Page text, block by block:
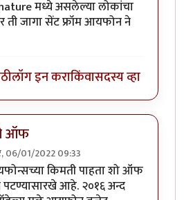
मध्ये असलेल्या लोकांचा
ती जागा सेंट फ्रॉम आयफोन ने
लॉग इन कराकिंवासदस्य व्हा
ऑफ
06/01/2022 09:33
एज 20byबापूसाहेब
किमती पाहता शो ऑफ
आहे. २०१६ अन्द